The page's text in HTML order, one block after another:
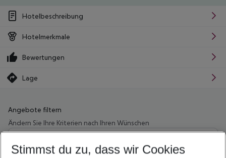
Hotelbeschreibung
Hotelmerkmale
Bewertungen
Lage
Angebote filtern
Ändern Sie Ihre Kriterien nach Ihren Wünschen
Beliebiger Abflughafen
Stimmst du zu, dass wir Cookies